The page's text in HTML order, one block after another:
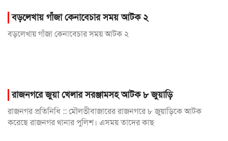
বড়লেখায় গাঁজা কেনাবেচার সময় আটক ২
বড়লেখায় গাঁজা কেনাবেচার সময় আটক ২
রাজনগরে জুয়া খেলার সরঞ্জামসহ আটক ৮ জুয়াড়ি
রাজনগর প্রতিনিধি :: মৌলভীবাজারের রাজনগরে ৮ জুয়াড়িকে আটক
করেছে রাজনগর থানার পুলিশ। এসময় তাদের কাছ